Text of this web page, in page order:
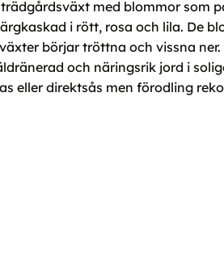
med blommor som
i rött, rosa och lila. De
börjar tröttna och vissna
och näringsrik jord i
eller direktsås men förodling